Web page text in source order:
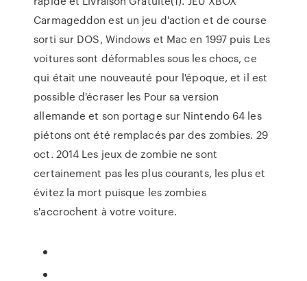
Carmageddon est un jeu d'action et de course
sorti sur DOS, Windows et Mac en 1997 puis Les
voitures sont déformables sous les chocs, ce
qui était une nouveauté pour l'époque, et il est
possible d'écraser les Pour sa version
allemande et son portage sur Nintendo 64 les
piétons ont été remplacés par des zombies. 29
oct. 2014 Les jeux de zombie ne sont
certainement pas les plus courants, les plus et
évitez la mort puisque les zombies
s'accrochent à votre voiture.